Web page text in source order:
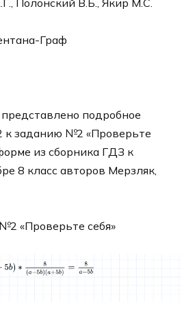
Граф
подробное
к заданию №2 «Проверьте
из сборника ГДЗ к
8 класс авторов Мерзляк,
«Проверьте себя»